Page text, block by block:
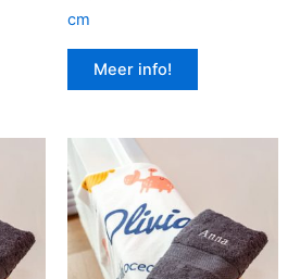
cm
Meer info!